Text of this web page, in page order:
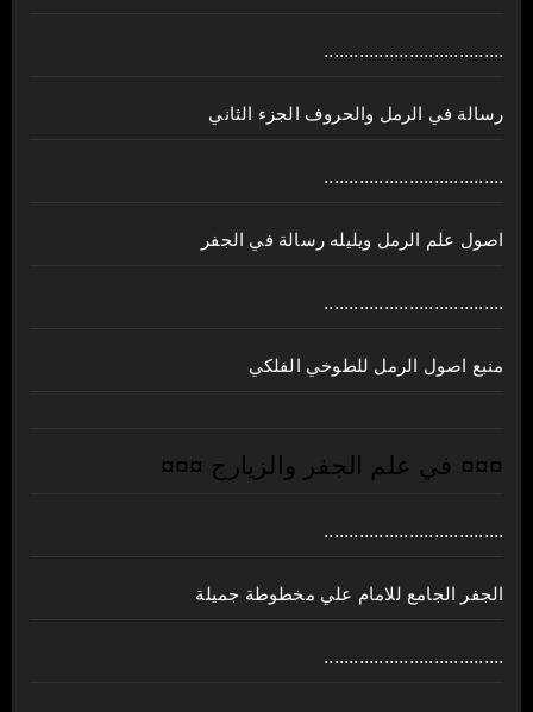
....................................
رسالة في الرمل والحروف الجزء الثاني
....................................
اصول علم الرمل ويليله رسالة في الجفر
....................................
منبع اصول الرمل للطوخي الفلكي
¤¤¤ في علم الجفر والزيارج ¤¤¤
....................................
الجفر الجامع للامام علي مخطوطة جميلة
....................................